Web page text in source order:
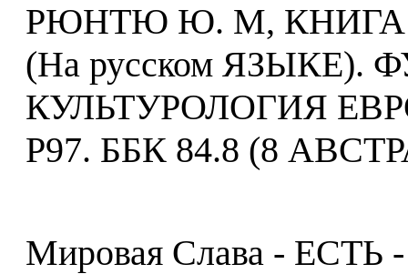
РЮНТЮ Ю. М, КНИГА
(На русском ЯЗЫКЕ).
КУЛЬТУРОЛОГИЯ
Р97. ББК 84.8 (8
Мировая Слава - ЕСТЬ -